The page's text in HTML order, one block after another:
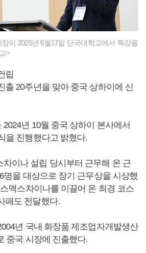
장이 2025년 6월17일 단국대학교에서 특강을
>
립
출 20주년을 맞아 중국 상하이에 신
년 10월 중국 상하이 본사에서
을 진행했다고 밝혔다.
차이나 설립 당시부터 근무해 온 근
명을 대상으로 장기 근무상을 시상했
맥스차이나를 이끌어 온 최경 코스
패도 전달했다.
년 국내 화장품 제조업자개발생산
중국 시장에 진출했다.